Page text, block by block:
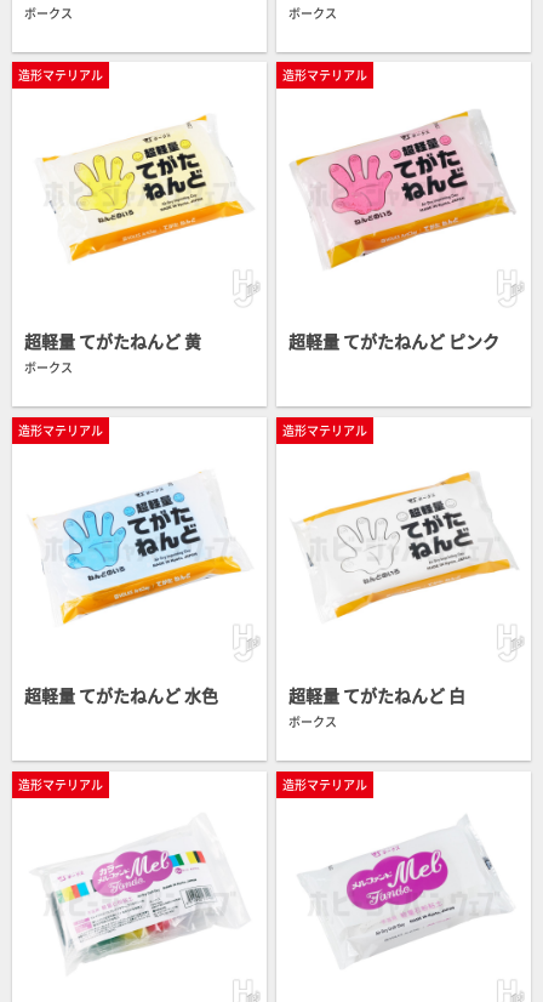
ボークス ボークス
造形マテリアル
超軽量 てがたねんど 黄
ボークス
造形マテリアル
超軽量 てがたねんど ピンク
造形マテリアル
超軽量 てがたねんど 水色
造形マテリアル
超軽量 てがたねんど 白
ボークス
造形マテリアル 造形マテリアル